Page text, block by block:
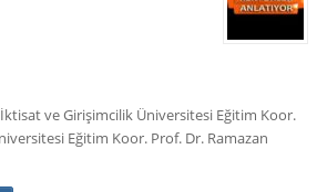
İktisat ve Girişimcilik Üniversitesi Eğitim Koor.
Eğitim Koor. Prof. Dr. Ramazan